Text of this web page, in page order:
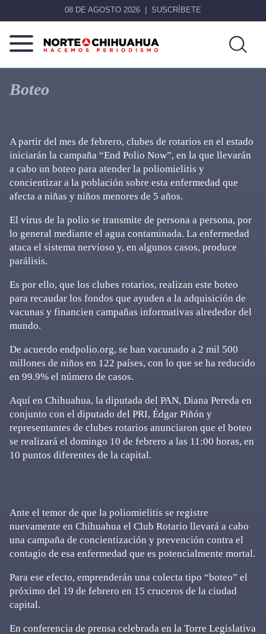
08 DE AGOSTO 2026 SUSCRÍBETE
Norte
Chihuahua
Más
que
noticias,
Boteo
A partir del mes de febrero, clubes de rotarios en el estado
iniciarán la campaña “End Polio Now”, en la que llevarán
a cabo un boteo para atender la poliomielitis y
concientizar a la población sobre esta enfermedad que
afecta a niñas y niños menores de 5 años.
El virus de la polio se transmite de persona a persona, por
lo general mediante el agua contaminada. La enfermedad
ataca el sistema nervioso y, en algunos casos, produce
parálisis.
Es por ello, que los clubes rotarios, realizan este boteo
para recaudar los fondos que ayuden a la adquisición de
vacunas y financien campañas informativas alrededor del
mundo.
De acuerdo endpolio.org, se han vacunado a 2 mil 500
millones de niños en 122 países, con lo que se ha reducido
en 99.9% el número de casos.
Aquí en Chihuahua, la diputada del PAN, Diana Pereda en
conjunto con el diputado del PRI, Édgar Piñón y
representantes de clubes rotarios anunciaron que el boteo
se realizará el domingo 10 de febrero a las 11:00 horas, en
10 puntos diferentes de la capital.
Ante el temor de que la poliomielitis se registre
nuevamente en Chihuahua el Club Rotario llevará a cabo
una campaña de concientización y prevención contra el
contagio de esa enfermedad que es potencialmente mortal.
Para ese efecto, emprenderán una colecta tipo “boteo” el
próximo del 19 de febrero en 15 cruceros de la ciudad
capital.
En conferencia de prensa celebrada en la Torre Legislativa